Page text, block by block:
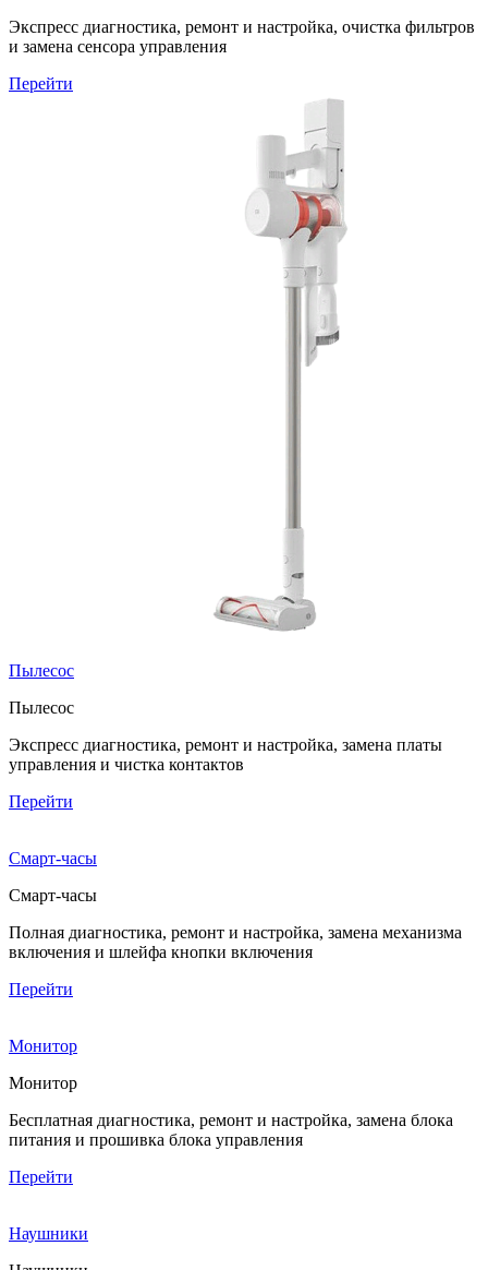
Экспресс диагностика, ремонт и настройка, очистка фильтров
и замена сенсора управления
Перейти
Пылесос
Пылесос
Экспресс диагностика, ремонт и настройка, замена платы
управления и чистка контактов
Перейти
Смарт-часы
Смарт-часы
Полная диагностика, ремонт и настройка, замена механизма
включения и шлейфа кнопки включения
Перейти
Монитор
Монитор
Бесплатная диагностика, ремонт и настройка, замена блока
питания и прошивка блока управления
Перейти
Наушники